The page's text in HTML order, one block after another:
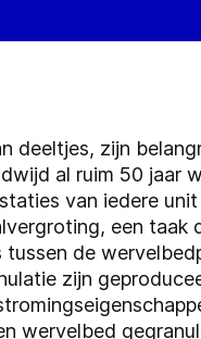
deeltjes, zijn
al ruim 50 jaar
van iedere
een
de
zijn
wervelbed